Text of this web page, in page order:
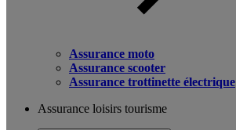
Assurance moto
Assurance scooter
Assurance trottinette électrique
Assurance loisirs tourisme